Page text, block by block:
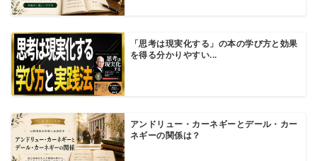
「思考は現実化する」の本の学び方と効果
を得る分かりやすい...
アンドリュー・カーネギーとデール・カー
ネギーの関係は？